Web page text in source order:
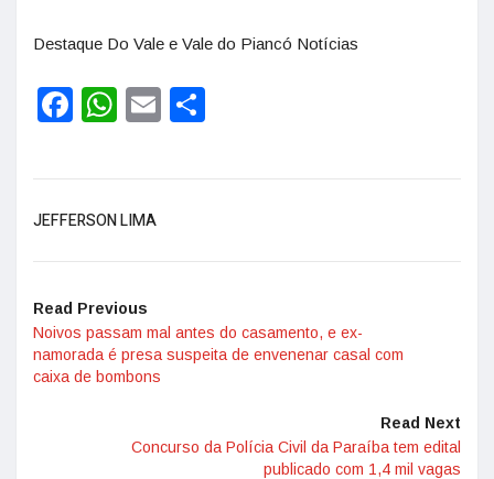
Destaque Do Vale e Vale do Piancó Notícias
Facebook
WhatsApp
Email
JEFFERSON LIMA
Read Previous
Noivos passam mal antes do casamento, e ex-
namorada é presa suspeita de envenenar casal com
caixa de bombons
Read Next
Concurso da Polícia Civil da Paraíba tem edital
publicado com 1,4 mil vagas